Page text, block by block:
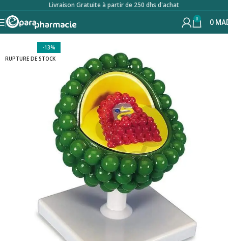
Livraison Gratuite à partir de 250 dhs d'achat
0 0
-13%
RUPTURE DE STOCK